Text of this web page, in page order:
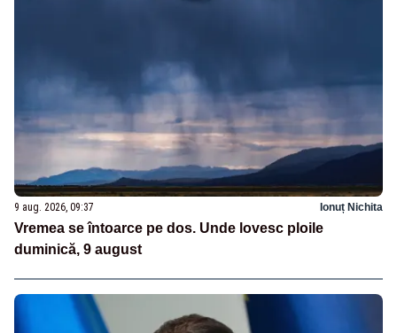
9 aug. 2026, 09:37 Ionuț Nichita
Vremea se întoarce pe dos. Unde lovesc ploile
duminică, 9 august